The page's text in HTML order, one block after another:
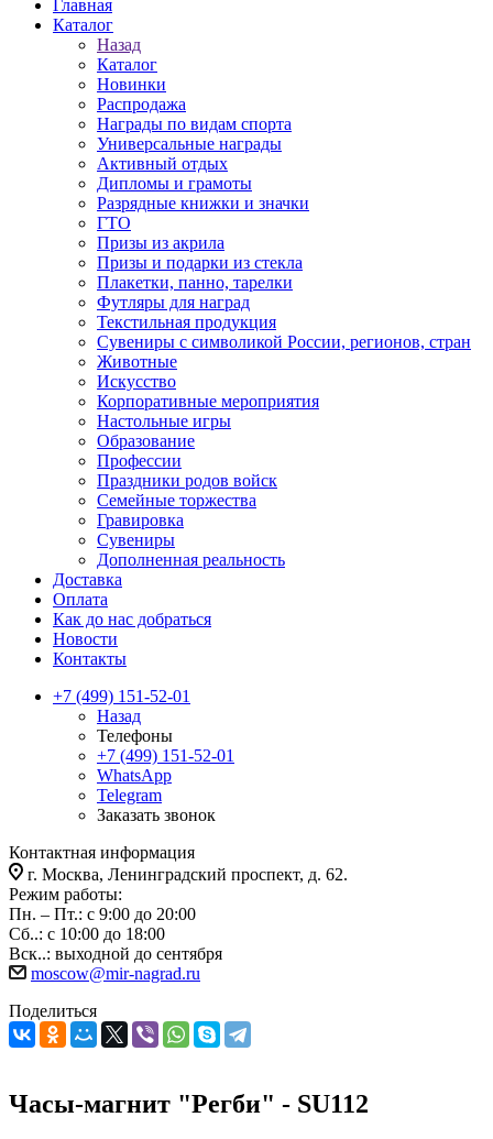
Главная
Каталог
Назад
Каталог
Новинки
Распродажа
Награды по видам спорта
Универсальные награды
Активный отдых
Дипломы и грамоты
Разрядные книжки и значки
ГТО
Призы из акрила
Призы и подарки из стекла
Плакетки, панно, тарелки
Футляры для наград
Текстильная продукция
Сувениры с символикой России, регионов, стран
Животные
Искусство
Корпоративные мероприятия
Настольные игры
Образование
Профессии
Праздники родов войск
Семейные торжества
Гравировка
Сувениры
Дополненная реальность
Доставка
Оплата
Как до нас добраться
Новости
Контакты
+7 (499) 151-52-01
Назад
Телефоны
+7 (499) 151-52-01
WhatsApp
Telegram
Заказать звонок
Контактная информация
г. Москва, Ленинградский проспект, д. 62.
Режим работы:
Пн. – Пт.: с 9:00 до 20:00
Сб..: с 10:00 до 18:00
Вск..: выходной до сентября
moscow@mir-nagrad.ru
Поделиться
Часы-магнит "Регби" - SU112